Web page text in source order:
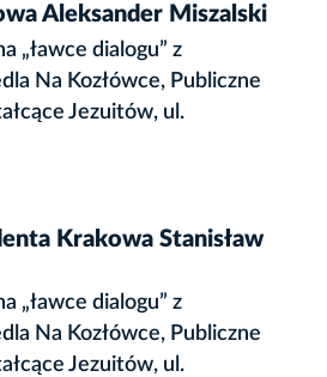
Aleksander Miszalski
„ławce dialogu” z
Na Kozłówce, Publiczne
Jezuitów, ul.
Krakowa Stanisław
„ławce dialogu” z
Na Kozłówce, Publiczne
Jezuitów, ul.